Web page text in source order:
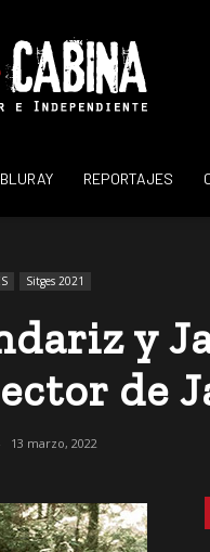
REPORTAJES
Sitges 2021
y
de
13 marzo, 2022